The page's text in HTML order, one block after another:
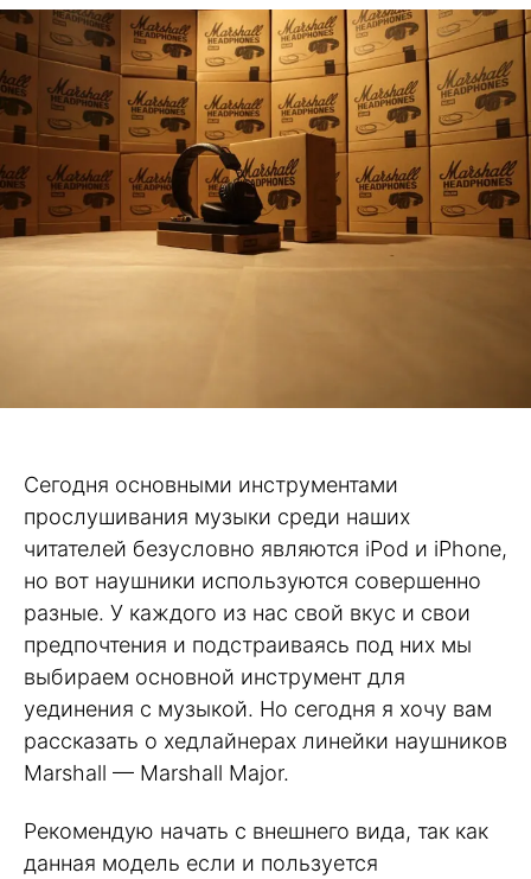
Сегодня основными инструментами
прослушивания музыки среди наших
читателей безусловно являются iPod и iPhone,
но вот наушники используются совершенно
разные. У каждого из нас свой вкус и свои
предпочтения и подстраиваясь под них мы
выбираем основной инструмент для
уединения с музыкой. Но сегодня я хочу вам
рассказать о хедлайнерах линейки наушников
Marshall — Marshall Major.
Рекомендую начать с внешнего вида, так как
данная модель если и пользуется